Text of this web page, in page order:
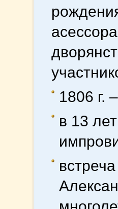
1806 г.
в 13